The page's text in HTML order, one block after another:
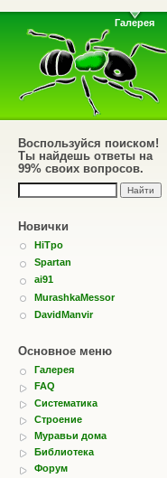
Галерея
Воспользуйся поиском!
Ты найдешь ответы на
99% своих вопросов.
Новички
HiTpo
Spartan
ai91
MurashkaMessor
DavidManvir
Основное меню
Галерея
FAQ
Систематика
Строение
Муравьи дома
Библиотека
Форум